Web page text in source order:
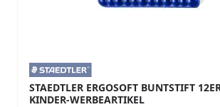
STAEDTLER ERGOSOFT BUNTSTIFT
KINDER-WERBEARTIKEL